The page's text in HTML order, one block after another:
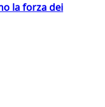
la forza dei